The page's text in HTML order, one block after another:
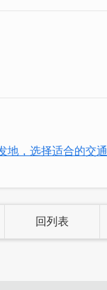
地，选择适合的交
回列表